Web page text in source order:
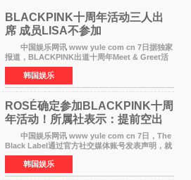
BLACKPINK十周年活动三人出
席 成员LISA不参加
中国娱乐网讯 www yule com cn 7日据独家
报道，BLACKPINK出道十周年Meet & Greet活
动将由智秀、ROS&Eacute;、JENNIE出席，
LISA将缺席。 此前BLACKPINK所属社YG并
未为组合出道十周年做
韩国娱乐
ROSÉ确定参加BLACKPINK十周
年活动！所属社表示：提前空出
了时间
中国娱乐网讯 www yule com cn 7日，The
Black Label通过官方社交媒体账号发表声明，就
近期网络上关于ROS&Eacute;个人行程及是否参
加BLACKPINK出道纪念活动的种种猜测作出正
式回应。 Th
韩国娱乐